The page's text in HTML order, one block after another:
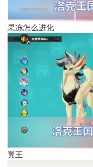
果冻怎么进化
翼王